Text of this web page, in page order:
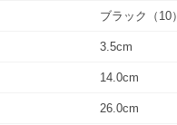
ブラック（10）
3.5cm
14.0cm
26.0cm